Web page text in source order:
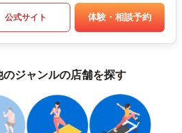
公式サイト 体験・相談予約
ジャンルの店舗を探す